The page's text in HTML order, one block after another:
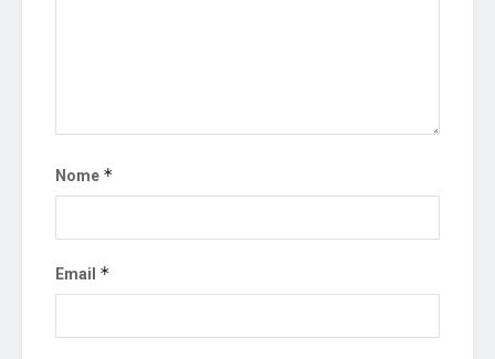
Nome *
Email *